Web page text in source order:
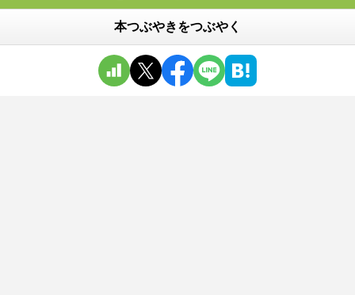
本つぶやきをつぶやく